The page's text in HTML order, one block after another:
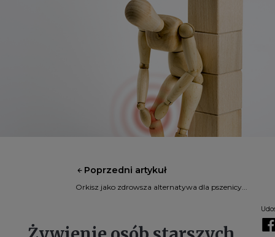
SKLEP
Poprzedni artykuł
Orkisz jako zdrowsza alternatywa dla pszenicy...